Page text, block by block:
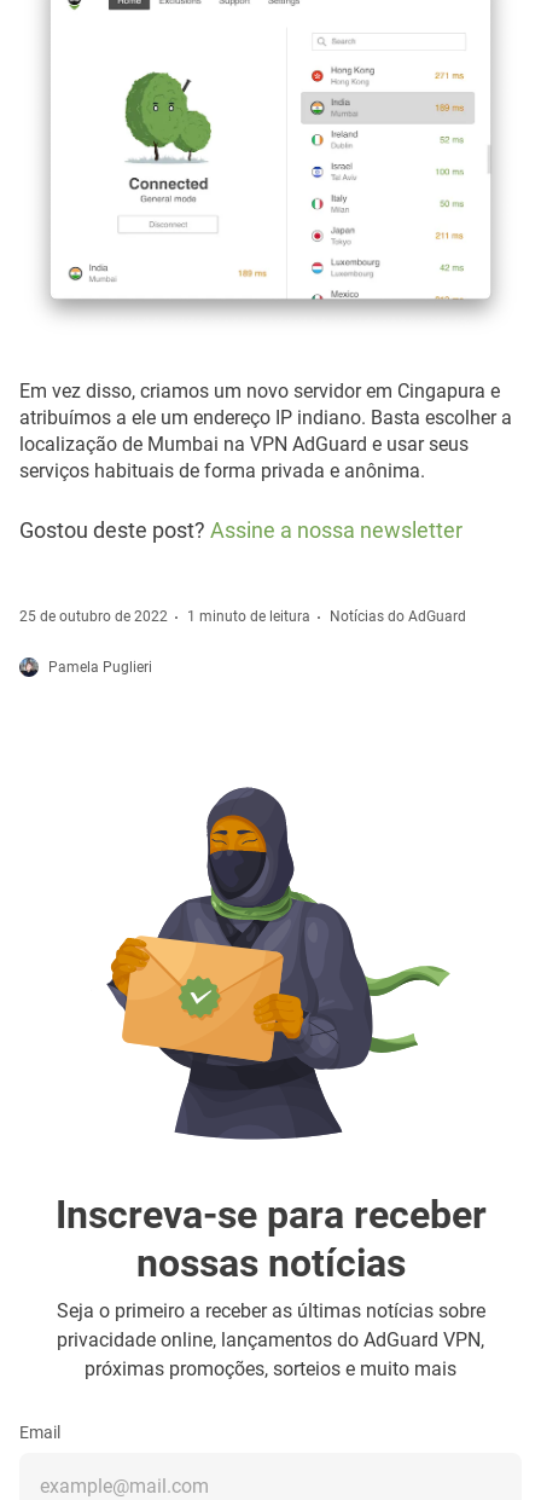
Em vez disso, criamos um novo servidor em Cingapura e
atribuímos a ele um endereço IP indiano. Basta escolher a
localização de Mumbai na VPN AdGuard e usar seus
serviços habituais de forma privada e anônima.
Gostou deste post? Assine a nossa newsletter
25 de outubro de 2022 1 minuto de leitura Notícias do AdGuard
Pamela Puglieri
Inscreva-se para receber
nossas notícias
Seja o primeiro a receber as últimas notícias sobre
privacidade online, lançamentos do AdGuard VPN,
próximas promoções, sorteios e muito mais
Email